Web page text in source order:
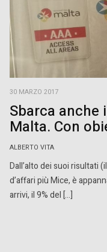
30 MARZO 2017
Sbarca anche
Malta. Con
ALBERTO VITA
Dall’alto dei suoi risultati
d’affari più Mice, è
arrivi, il 9% del […]